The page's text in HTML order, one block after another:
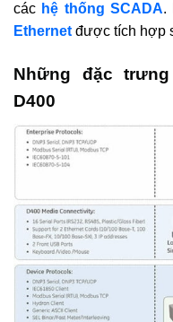
các hệ thống SCADA.
Ethernet được tích hợp
Những đặc
D400